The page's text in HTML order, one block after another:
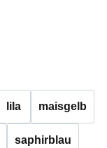
lila maisgelb
saphirblau